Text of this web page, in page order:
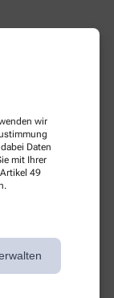
wir
Daten
mit Ihrer
49